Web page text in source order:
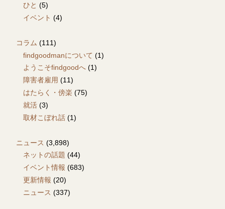
ひと (5)
イベント (4)
コラム (111)
findgoodmanについて (1)
ようこそfindgoodへ (1)
障害者雇用 (11)
はたらく・傍楽 (75)
就活 (3)
取材こぼれ話 (1)
ニュース (3,898)
ネットの話題 (44)
イベント情報 (683)
更新情報 (20)
ニュース (337)